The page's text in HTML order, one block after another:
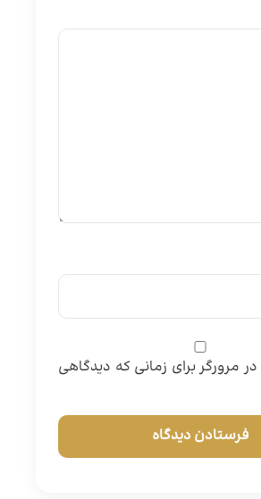
مرورگر برای زمانی که دیدگاهی